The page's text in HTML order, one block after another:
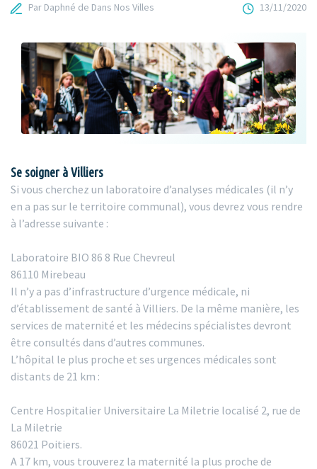
Par Daphné de Dans Nos Villes 13/11/2020
Se soigner à Villiers
Si vous cherchez un laboratoire d’analyses médicales (il n’y
en a pas sur le territoire communal), vous devrez vous rendre
à l’adresse suivante :
Laboratoire BIO 86 8 Rue Chevreul
86110 Mirebeau
Il n’y a pas d’infrastructure d’urgence médicale, ni
d’établissement de santé à Villiers. De la même manière, les
services de maternité et les médecins spécialistes devront
être consultés dans d’autres communes.
L’hôpital le plus proche et ses urgences médicales sont
distants de 21 km :
Centre Hospitalier Universitaire La Miletrie localisé 2, rue de
La Miletrie
86021 Poitiers.
A 17 km, vous trouverez la maternité la plus proche de